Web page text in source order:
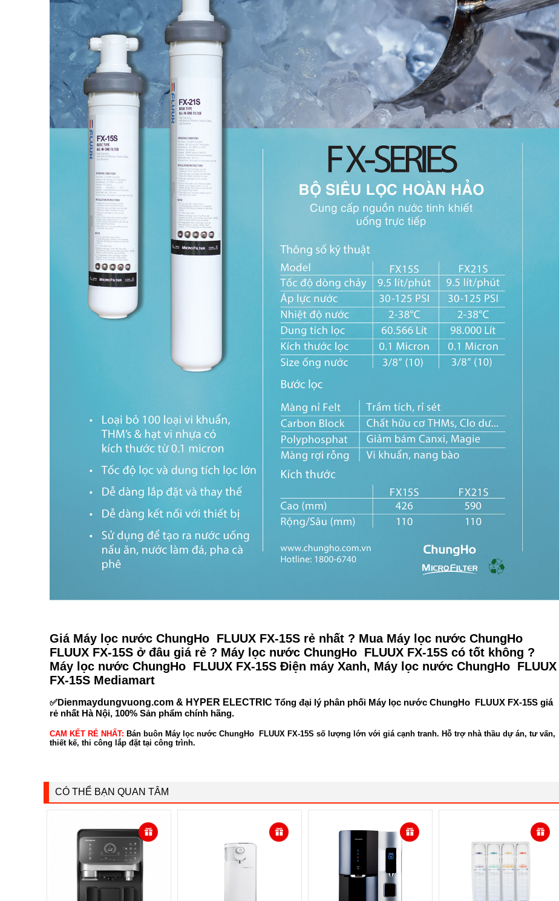
Giá Máy lọc nước ChungHo FLUUX FX-15S rẻ nhất ? Mua Máy lọc nước ChungHo
FLUUX FX-15S ở đâu giá rẻ ? Máy lọc nước ChungHo FLUUX FX-15S có tốt không ?
Máy lọc nước ChungHo FLUUX FX-15S Điện máy Xanh, Máy lọc nước ChungHo FLUUX
FX-15S Mediamart
✅Dienmaydungvuong.com & HYPER ELECTRIC Tổng đại lý phân phối Máy lọc nước ChungHo FLUUX FX-15S giá
rẻ nhất Hà Nội, 100% Sản phẩm chính hãng.
CAM KẾT RẺ NHẤT: Bán buôn Máy lọc nước ChungHo FLUUX FX-15S số lượng lớn với giá cạnh tranh. Hỗ trợ nhà thầu dự án, tư vấn,
thiết kế, thi công lắp đặt tại công trình.
CÓ THỂ BẠN QUAN TÂM